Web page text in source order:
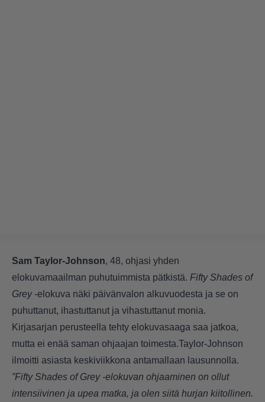
Sam Taylor-Johnson, 48, ohjasi yhden
elokuvamaailman puhutuimmista pätkistä. Fifty Shades of
Grey-elokuva näki päivänvalon alkuvuodesta ja se on
puhuttanut, ihastuttanut ja vihastuttanut monia.
Kirjasarjan perusteella tehty elokuvasaaga saa jatkoa,
mutta ei enää saman ohjaajan toimesta.Taylor-Johnson
ilmoitti asiasta keskiviikkona antamallaan lausunnolla.
”Fifty Shades of Grey -elokuvan ohjaaminen on ollut
intensiivinen ja upea matka, ja olen siitä hurjan kiitollinen.